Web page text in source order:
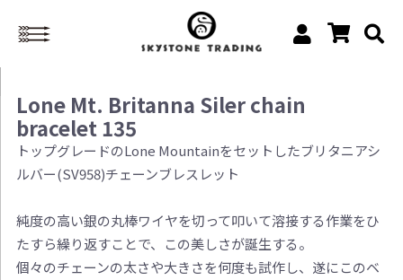
Lone Mt. Britanna Siler chain
bracelet 135
トップグレードのLone Mountainをセットしたブリタニアシ
ルバー(SV958)チェーンブレスレット
純度の高い銀の丸棒ワイヤを切って叩いて溶接する作業をひ
たすら繰り返すことで、この美しさが誕生する。
個々のチェーンの太さや大きさを何度も試作し、遂にこのベ